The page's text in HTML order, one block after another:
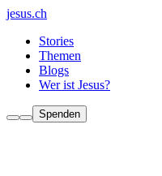
jesus.ch
Stories
Themen
Blogs
Wer ist Jesus?
Spenden